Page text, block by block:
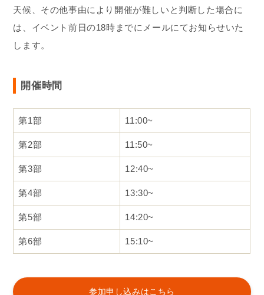
天候、その他事由により開催が難しいと判断した場合に
は、イベント前日の18時までにメールにてお知らせいた
します。
開催時間
第1部 11:00~
第2部 11:50~
第3部 12:40~
第4部 13:30~
第5部 14:20~
第6部 15:10~
参加申し込みはこちら